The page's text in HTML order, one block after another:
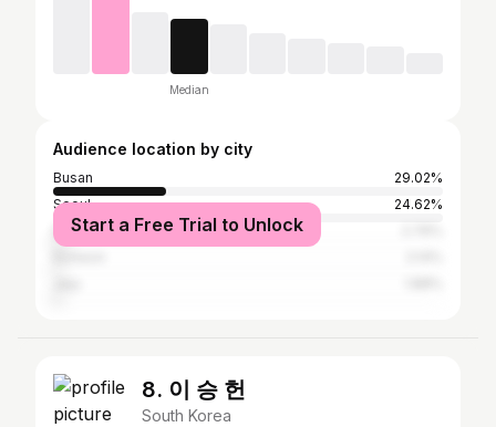
Median
Audience location by city
Busan
29.02%
Seoul
24.62%
Daegu
Start a Free Trial to Unlock
8. 이 승 헌
South Korea